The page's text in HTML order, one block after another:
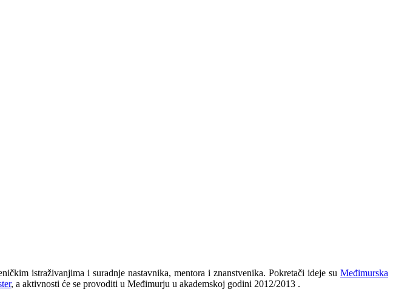
istraživanjima i suradnje nastavnika, mentora i znanstvenika. Pokretači ideje su Međimurska
, a aktivnosti će se provoditi u Međimurju u akademskoj godini 2012/2013 .